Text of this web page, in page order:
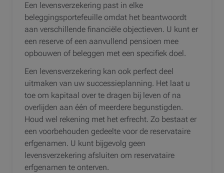
Een levensverzekering past in elke
beleggingsportefeuille omdat het beantwoordt
aan verschillende financiële objectieven. U kunt er
een reserve of een aanvullend pensioen mee
opbouwen of beleggen met een specifiek doel.
Een levensverzekering kan ook perfect deel
uitmaken van uw successieplanning. Het laat u
toe om kapitaal over te dragen bij leven of na
overlijden aan één of meerdere begunstigden.
Houd wel rekening met het erfrecht. Zo bestaat er
een voorbehouden gedeelte voor de reservataire
erfgenamen. U kunt bijgevolg geen
levensverzekering afsluiten om reservataire
erfgenamen te onterven.